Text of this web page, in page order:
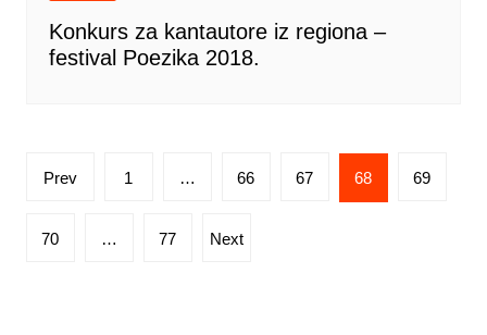
Konkurs za kantautore iz regiona ‒
festival Poezika 2018.
Posts
Prev 1 … 66 67 68 69
70 … 77 Next